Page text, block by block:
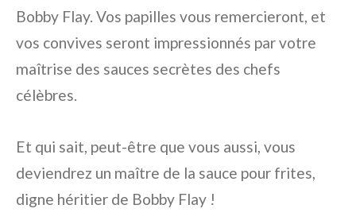
Bobby Flay. Vos papilles vous remercieront, et
vos convives seront impressionnés par votre
maîtrise des sauces secrètes des chefs
célèbres.
Et qui sait, peut-être que vous aussi, vous
deviendrez un maître de la sauce pour frites,
digne héritier de Bobby Flay !